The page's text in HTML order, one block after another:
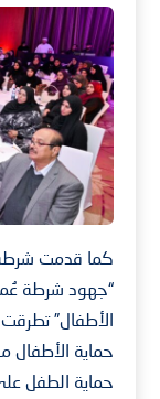
كما قدمت شرطة
“جهود شرطة
الأطفال”
حماية الأطفال
حماية الطفل